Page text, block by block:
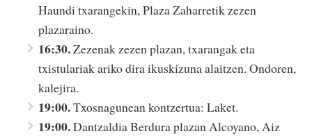
Haundi txarangekin, Plaza Zaharretik zezen
plazaraino.
16:30.Zezenak zezen plazan, txarangak eta
txistulariak ariko dira ikuskizuna alaitzen. Ondoren,
kalejira.
19:00.Txosnagunean kontzertua: Laket.
19:00.Dantzaldia Berdura plazan Alcoyano, Aiz